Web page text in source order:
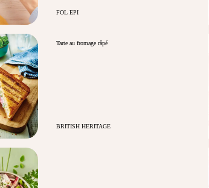
FOL EPI
Tarte au fromage râpé
BRITISH HERITAGE